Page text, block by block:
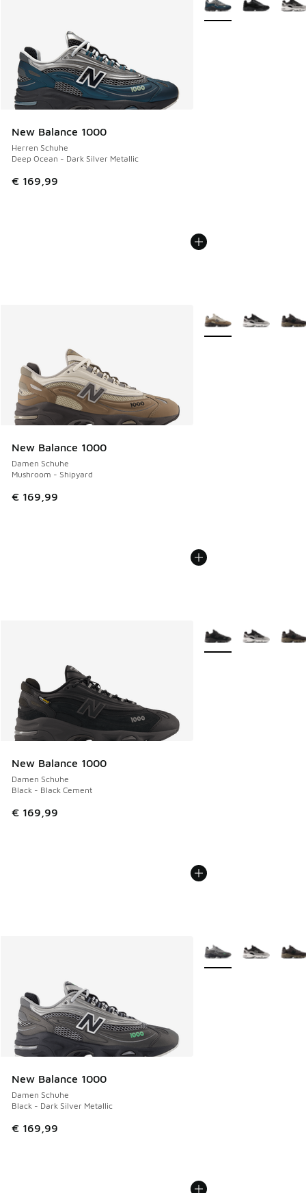
New Balance 1000
Herren Schuhe
Deep Ocean - Dark Silver Metallic
€ 169,99
New Balance 1000
Damen Schuhe
Mushroom - Shipyard
€ 169,99
Weitere Farben
New Balance 1000
Damen Schuhe
Black - Black Cement
€ 169,99
Weitere Farben
New Balance 1000
Damen Schuhe
Black - Dark Silver Metallic
€ 169,99
Weitere Farben